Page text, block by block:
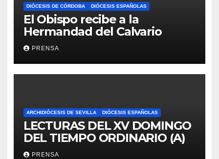
DIÓCESIS DE CÓRDOBA DIÓCESIS ESPAÑOLAS
El Obispo recibe a la
Hermandad del Calvario
PRENSA
ARCHIDIÓCESIS DE SEVILLA DIÓCESIS ESPAÑOLAS
LECTURAS DEL XV DOMINGO
DEL TIEMPO ORDINARIO (A)
PRENSA